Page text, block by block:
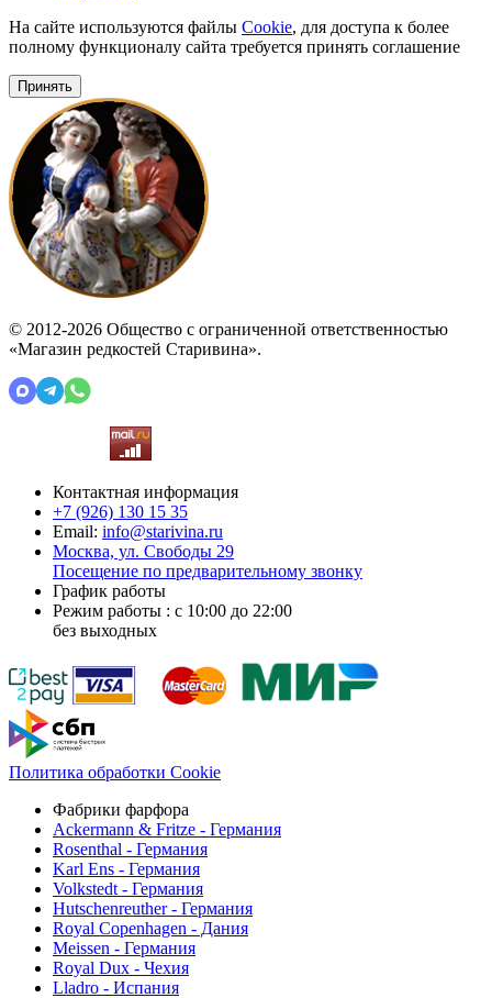
На сайте используются файлы Cookie, для доступа к более
полному функционалу сайта требуется принять соглашение
Принять
© 2012-2026 Общество с ограниченной ответственностью
«Магазин редкостей Старивина».
Контактная информация
+7 (926) 130 15 35
Email: info@starivina.ru
Москва, ул. Свободы 29
Посещение по предварительному звонку
График работы
Режим работы : с 10:00 до 22:00
без выходных
Политика обработки Cookie
Фабрики фарфора
Ackermann & Fritze - Германия
Rosenthal - Германия
Karl Ens - Германия
Volkstedt - Германия
Hutschenreuther - Германия
Royal Copenhagen - Дания
Meissen - Германия
Royal Dux - Чехия
Lladro - Испания